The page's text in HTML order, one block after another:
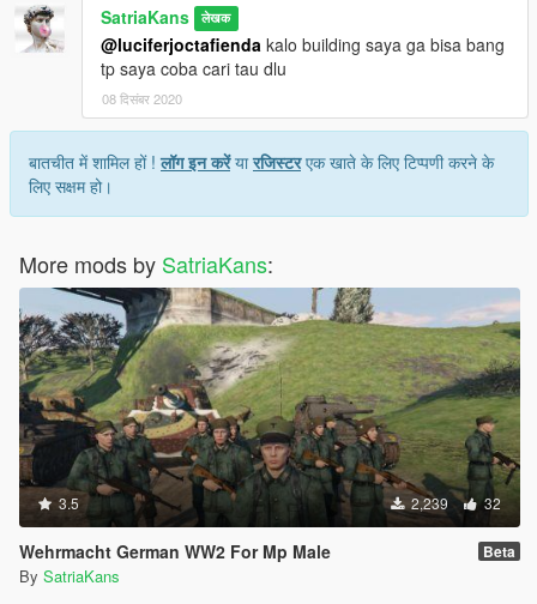
SatriaKans लेखक
@luciferjoctafienda kalo building saya ga bisa bang
tp saya coba cari tau dlu
08 दिसंबर 2020
बातचीत में शामिल हों !लॉग इन करेंयारजिस्टरएक खाते के लिए टिप्पणी करने के
लिए सक्षम हो।
More mods by SatriaKans:
3.5 2,239 32
Wehrmacht German WW2 For Mp Male Beta
By SatriaKans